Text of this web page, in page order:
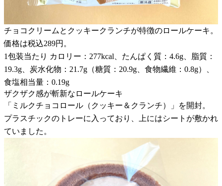
チョコクリームとクッキークランチが特徴のロールケーキ。
価格は税込289円。
1包装当たり カロリー：277kcal、たんぱく質：4.6g、脂質：
19.3g、炭水化物：21.7g（糖質：20.9g、食物繊維：0.8g）、
食塩相当量：0.19g
ザクザク感が斬新なロールケーキ
「ミルクチョコロール（クッキー＆クランチ）」を開封。
プラスチックのトレーに入っており、上にはシートが敷かれ
ていました。